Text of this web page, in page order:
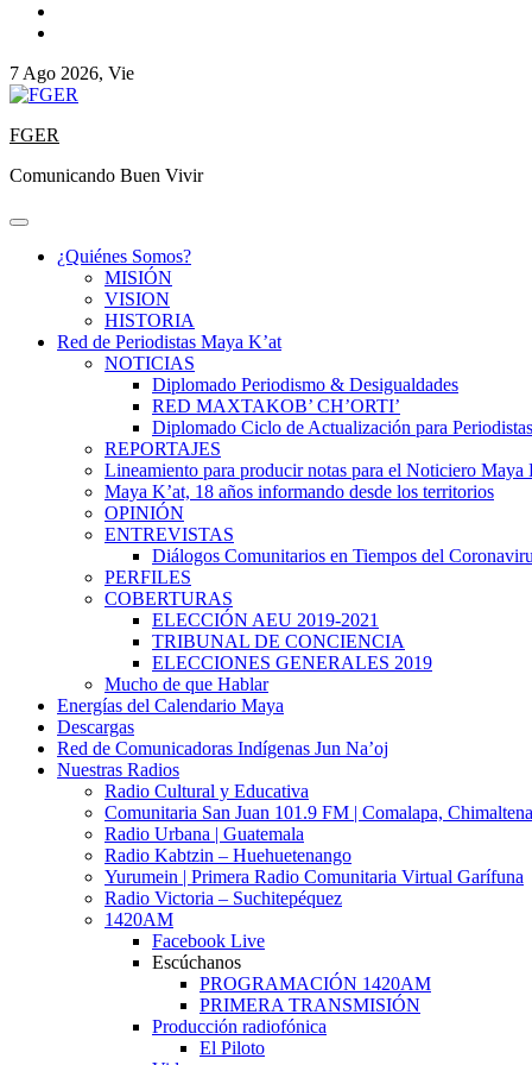
7 Ago 2026, Vie
FGER
Comunicando Buen Vivir
¿Quiénes Somos?
MISIÓN
VISION
HISTORIA
Red de Periodistas Maya K’at
NOTICIAS
Diplomado Periodismo & Desigualdades
RED MAXTAKOB’ CH’ORTI’
Diplomado Ciclo de Actualización para Periodistas
REPORTAJES
Lineamiento para producir notas para el Noticiero Maya
Maya K’at, 18 años informando desde los territorios
OPINIÓN
ENTREVISTAS
Diálogos Comunitarios en Tiempos del
PERFILES
COBERTURAS
ELECCIÓN AEU 2019-2021
TRIBUNAL DE CONCIENCIA
ELECCIONES GENERALES 2019
Mucho de que Hablar
Energías del Calendario Maya
Descargas
Red de Comunicadoras Indígenas Jun Na’oj
Nuestras Radios
Radio Cultural y Educativa
Comunitaria San Juan 101.9 FM | Comalapa,
Radio Urbana | Guatemala
Radio Kabtzin – Huehuetenango
Yurumein | Primera Radio Comunitaria Virtual Garífuna
Radio Victoria – Suchitepéquez
1420AM
Facebook Live
Escúchanos
PROGRAMACIÓN 1420AM
PRIMERA TRANSMISIÓN
Producción radiofónica
El Piloto